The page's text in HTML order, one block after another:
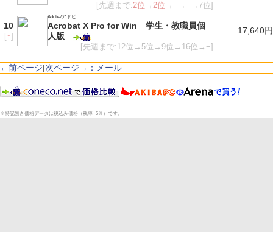
[先週まで:2位 →2位 →−→−→7位]
10
[↑]
Adobe/アドビ
Acrobat X Pro for Win 学生・教職員個
人版
[先週まで:12位→5位→9位→16位→−]
17,640円
←前ページ|次ページ→：メール
※特記無き価格データは税込み価格（税率=5％）です。